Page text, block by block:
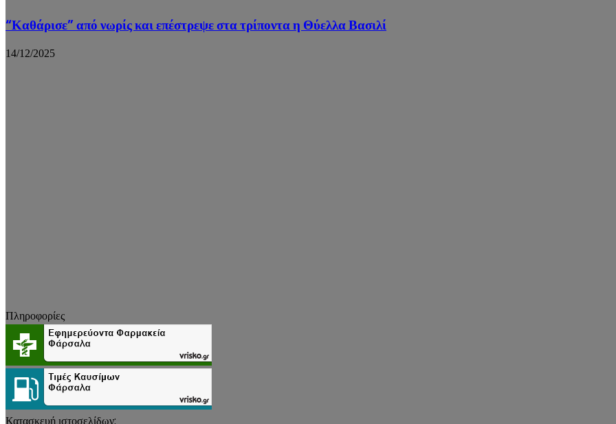
“Καθάρισε” από νωρίς και επέστρεψε στα τρίποντα η Θύελλα Βασιλί
14/12/2025
Πληροφορίες